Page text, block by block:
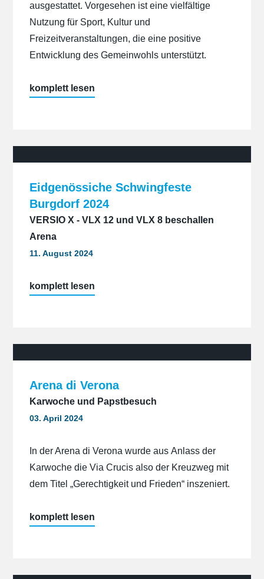
ausgestattet. Vorgesehen ist eine vielfältige
Nutzung für Sport, Kultur und
Freizeitveranstaltungen, die eine positive
Entwicklung des Gemeinwohls unterstützt.
„Multifunktionshalle
komplett lesen
Eidgenössiche Schwingfeste
Burgdorf 2024
VERSIO X - VLX 12 und VLX 8 beschallen
Arena
11. August 2024
„Eidgenössiche
komplett lesen
Arena di Verona
Karwoche und Papstbesuch
03. April 2024
In der Arena di Verona wurde aus Anlass der
Karwoche die Via Crucis also der Kreuzweg mit
dem Titel „Gerechtigkeit und Frieden“ inszeniert.
„Arena
komplett lesen